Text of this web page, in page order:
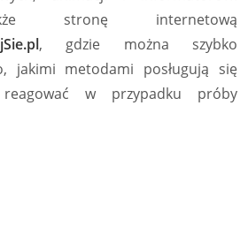
stronę internetową
, gdzie można szybko
jakimi metodami posługują się
w przypadku próby